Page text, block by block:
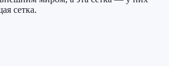
сетка.